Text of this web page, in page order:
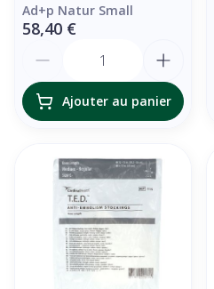
Ad+p Natur Small
58,40 €
Ajouter au panier